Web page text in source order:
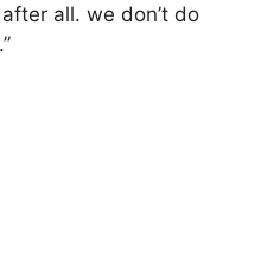
all. we don’t do